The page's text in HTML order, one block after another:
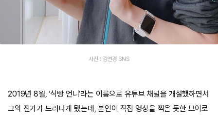
사진 : 김연경 SNS
2019년 8월, ‘식빵 언니’라는 이름으로 유튜브 채널을 개설했하면서
그의 진가가 드러나게 됐는데, 본인이 직접 영상을 찍은 듯한 브이로